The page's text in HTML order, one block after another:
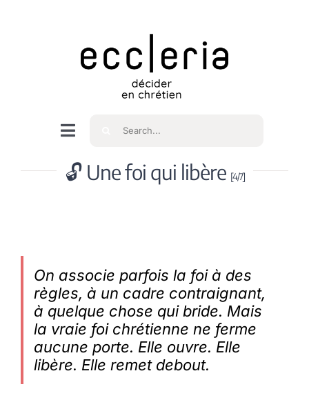
Navigation
bascule
Accueil
Spiritualité
Membres
Rechercher
🔓 Une foi qui libère [4/7]
On associe parfois la foi à des
règles, à un cadre contraignant,
à quelque chose qui bride. Mais
la vraie foi chrétienne ne ferme
aucune porte. Elle ouvre. Elle
libère. Elle remet debout.